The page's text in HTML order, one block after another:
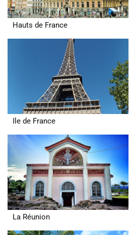
Hauts de France
Ile de France
La Réunion